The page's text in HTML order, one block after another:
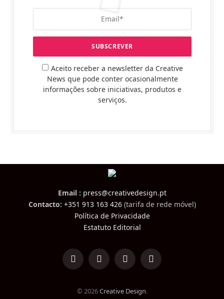
Aceito receber a newsletter da Creative
News que pode conter ocasionalmente
informações sobre iniciativas, produtos e
serviços.
Email : press@creativedesign.pt
Contacto: +351 913 163 426(tarifa de rede móvel)
Política de Privacidade
Estatuto Editorial
LinkedInFacebookInstagramTikTok
© 2026Creative Design.